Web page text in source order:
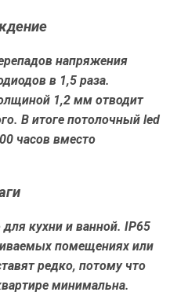
напряжения
в 1,5 раза.
1,2 мм отводит
В итоге потолочный led
часов вместо
кухни и ванной. IP65
помещениях или
редко, потому что
минимальна.